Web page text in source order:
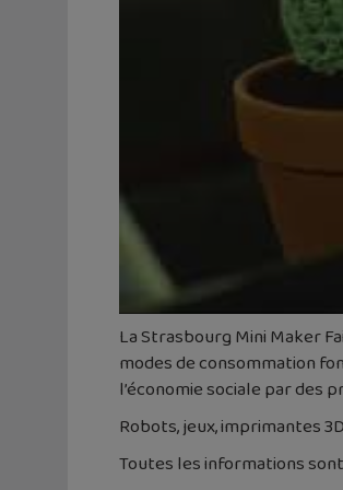
La Strasbourg Mini Maker
modes de consommation
l’économie sociale par des
Robots, jeux, imprimantes
Toutes les informations